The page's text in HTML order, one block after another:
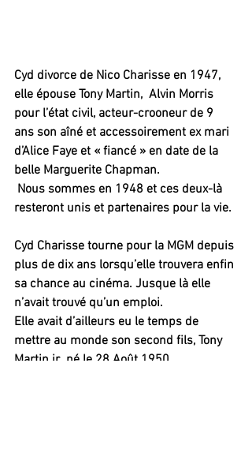
Cyd divorce de Nico Charisse en 1947,
elle épouse Tony Martin,  Alvin Morris
pour l’état civil, acteur-crooneur de 9
ans son aîné et accessoirement ex mari
d’Alice Faye et « fiancé » en date de la
belle Marguerite Chapman.
Nous sommes en 1948 et ces deux-là
resteront unis et partenaires pour la vie.
Cyd Charisse tourne pour la MGM depuis
plus de dix ans lorsqu’elle trouvera enfin
sa chance au cinéma. Jusque là elle
n’avait trouvé qu’un emploi.
Elle avait d’ailleurs eu le temps de
mettre au monde son second fils, Tony
Martin jr  né le 28 Août 1950.